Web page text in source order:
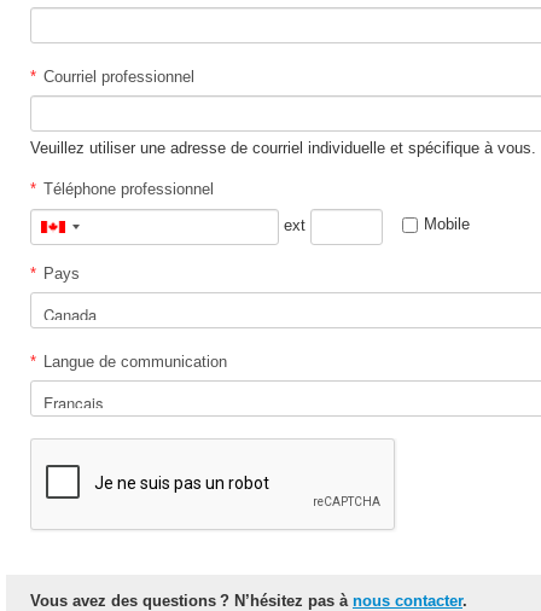
* Courriel professionnel
Veuillez utiliser une adresse de courriel individuelle et spécifique à vous.
* Téléphone professionnel
Canada
ext Mobile
* Pays
* Langue de communication
Vous avez des questions ? N’hésitez pas à nous contacter.